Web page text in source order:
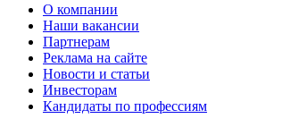
О компании
Наши вакансии
Партнерам
Реклама на сайте
Новости и статьи
Инвесторам
Кандидаты по профессиям